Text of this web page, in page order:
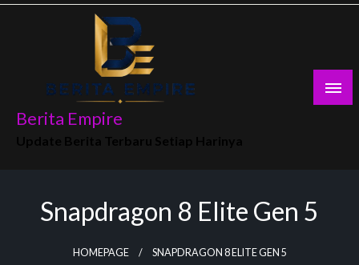
Skip
Berita Empire
Snapdragon 8 Elite Gen 5
HOMEPAGE SNAPDRAGON 8 ELITE GEN 5